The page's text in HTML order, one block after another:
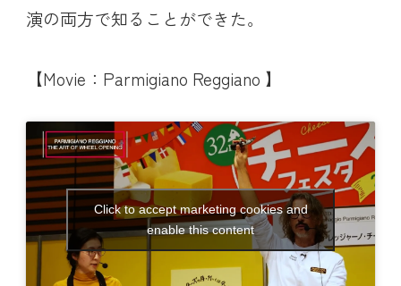
演の両方で知ることができた。
【Movie：Parmigiano Reggiano 】
Click to accept marketing cookies and
enable this content